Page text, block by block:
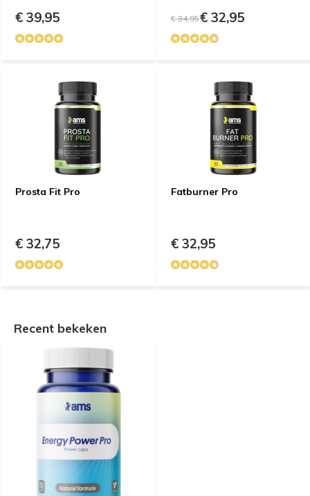
€ 39,95 € 34,95€ 32,95
Prosta Fit Pro
€ 32,75
Fatburner Pro
€ 32,95
Recent bekeken